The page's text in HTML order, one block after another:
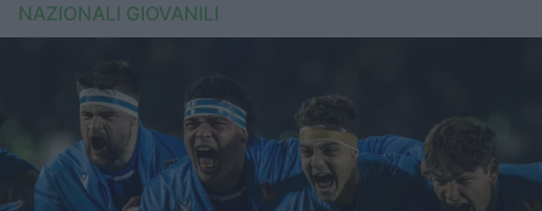
Internazionale
6 Nazioni
United Rugby Championship
Top14
NAZIONALI GIOVANILI